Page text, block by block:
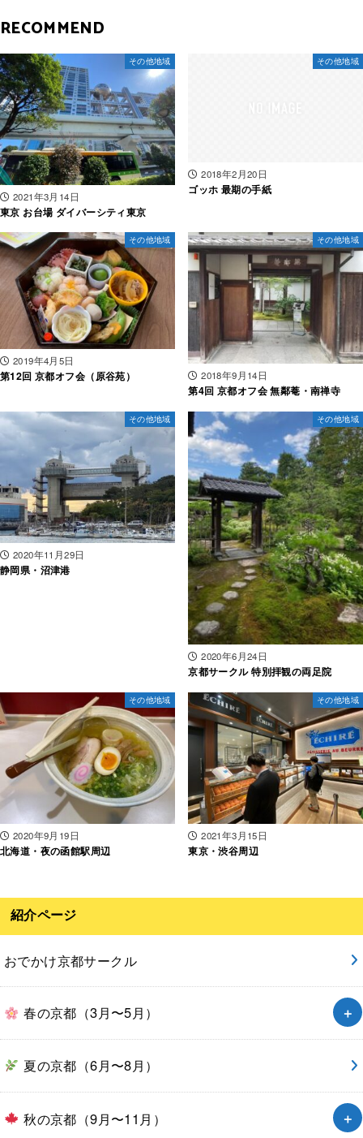
RECOMMEND
その他地域
2021年3月14日
東京 お台場 ダイバーシティ東京
その他地域
2018年2月20日
ゴッホ 最期の手紙
その他地域
2019年4月5日
第12回 京都オフ会（原谷苑）
その他地域
2018年9月14日
第4回 京都オフ会 無鄰菴・南禅寺
その他地域
2020年11月29日
静岡県・沼津港
その他地域
2020年6月24日
京都サークル 特別拝観の両足院
その他地域
2020年9月19日
北海道・夜の函館駅周辺
その他地域
2021年3月15日
東京・渋谷周辺
紹介ページ
おでかけ京都サークル
春の京都（3月〜5月）
夏の京都（6月〜8月）
秋の京都（9月〜11月）